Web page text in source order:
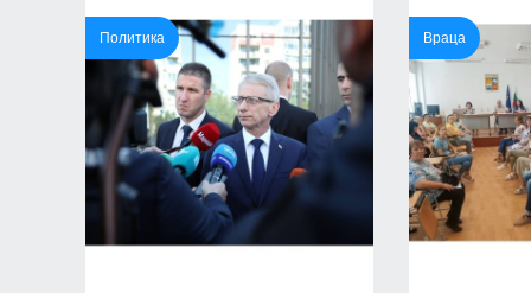
Политика Враца
Младежкия хълм в
ПЛОВДИВ
Интерактивна карта
достъп до водните бази
Черноморието
Ал. Йорданов: Родата
кандидата на